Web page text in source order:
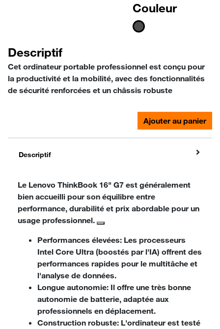
Couleur
Descriptif
Cet ordinateur portable professionnel est conçu pour
la productivité et la mobilité, avec des fonctionnalités
de sécurité renforcées et un châssis robuste
Ajouter au panier
Descriptif
Le Lenovo ThinkBook 16" G7 est généralement
bien accueilli pour son équilibre entre
performance, durabilité et prix abordable pour un
usage professionnel.
Performances élevées: Les processeurs
Intel Core Ultra (boostés par l'IA) offrent des
performances rapides pour le multitâche et
l'analyse de données.
Longue autonomie: Il offre une très bonne
autonomie de batterie, adaptée aux
professionnels en déplacement.
Construction robuste: L'ordinateur est testé